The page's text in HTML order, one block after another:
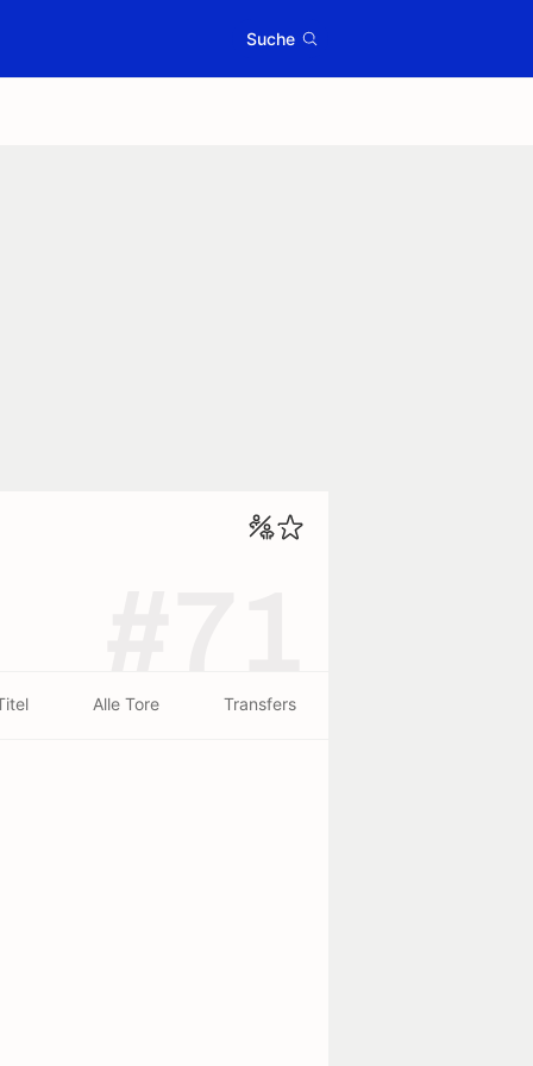
Suche
Alle Tore Transfers